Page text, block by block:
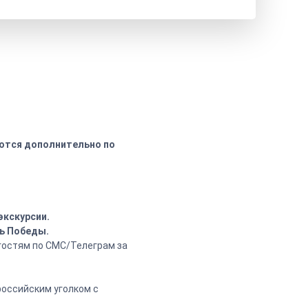
дополнительно по
Победы.
по СМС/Телеграм за
уголком с